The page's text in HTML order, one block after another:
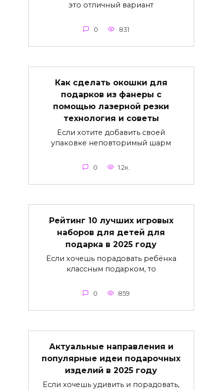
это отличный вариант
0 831
Как сделать окошки для
подарков из фанеры с
помощью лазерной резки
технология и советы
Если хотите добавить своей
упаковке неповторимый шарм
0 1.2к.
Рейтинг 10 лучших игровых
наборов для детей для
подарка в 2025 году
Если хочешь порадовать ребёнка
классным подарком, то
0 859
Актуальные направления и
популярные идеи подарочных
изделий в 2025 году
Если хочешь удивить и порадовать,